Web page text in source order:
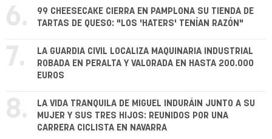
6.
99 CHEESECAKE CIERRA EN PAMPLONA SU TIENDA DE
TARTAS DE QUESO: "LOS 'HATERS' TENÍAN RAZÓN"
7.
LA GUARDIA CIVIL LOCALIZA MAQUINARIA INDUSTRIAL
ROBADA EN PERALTA Y VALORADA EN HASTA 200.000
EUROS
8.
LA VIDA TRANQUILA DE MIGUEL INDURÁIN JUNTO A SU
MUJER Y SUS TRES HIJOS: REUNIDOS POR UNA
CARRERA CICLISTA EN NAVARRA